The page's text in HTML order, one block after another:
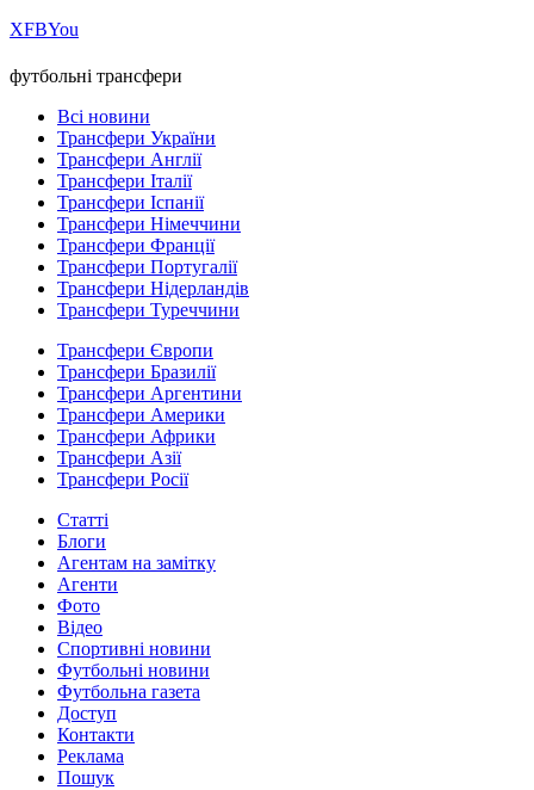
ХFBYou
футбольні трансфери
Всі новини
Трансфери України
Трансфери Англії
Трансфери Італії
Трансфери Іспанії
Трансфери Німеччини
Трансфери Франції
Трансфери Португалії
Трансфери Нідерландів
Трансфери Туреччини
Трансфери Європи
Трансфери Бразилії
Трансфери Аргентини
Трансфери Америки
Трансфери Африки
Трансфери Азії
Трансфери Росії
Статті
Блоги
Агентам на замітку
Агенти
Фото
Відео
Спортивні новини
Футбольні новини
Футбольна газета
Доступ
Контакти
Реклама
Пошук